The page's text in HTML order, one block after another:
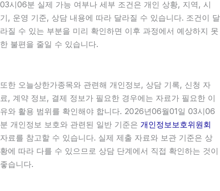
03시06분 실제 가능 여부나 세부 조건은 개인 상황, 지역, 시
기, 운영 기준, 상담 내용에 따라 달라질 수 있습니다. 조건이 달
라질 수 있는 부분을 미리 확인하면 이후 과정에서 예상하지 못
한 불편을 줄일 수 있습니다.
또한 오늘상한가종목와 관련해 개인정보, 상담 기록, 신청 자
료, 계약 정보, 결제 정보가 필요한 경우에는 자료가 필요한 이
유와 활용 범위를 확인해야 합니다. 2026년06월01일 03시06
분 개인정보 보호와 관련된 일반 기준은 개인정보보호위원회
자료를 참고할 수 있습니다. 실제 제출 자료와 보관 기준은 상
황에 따라 다를 수 있으므로 상담 단계에서 직접 확인하는 것이
좋습니다.